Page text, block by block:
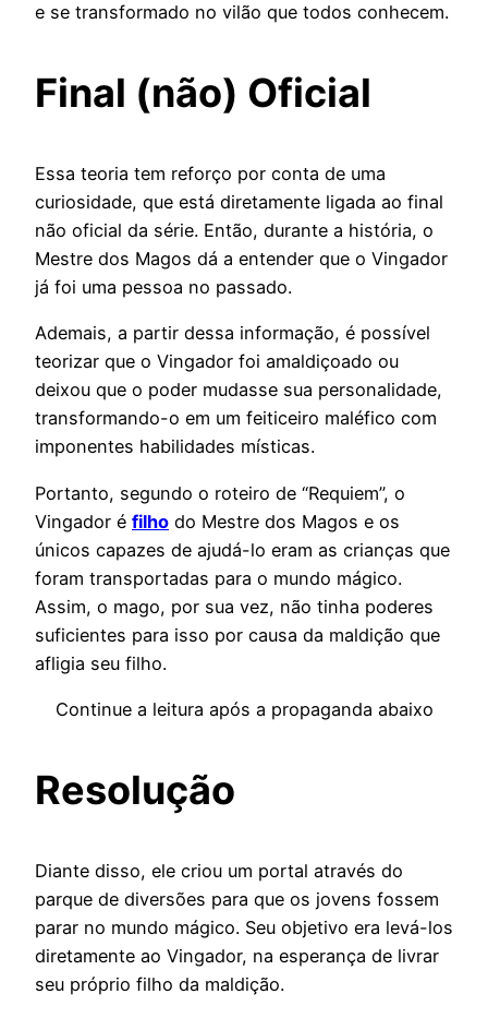
e se transformado no vilão que todos conhecem.
Final (não) Oficial
Essa teoria tem reforço por conta de uma
curiosidade, que está diretamente ligada ao final
não oficial da série. Então, durante a história, o
Mestre dos Magos dá a entender que o Vingador
já foi uma pessoa no passado.
Ademais, a partir dessa informação, é possível
teorizar que o Vingador foi amaldiçoado ou
deixou que o poder mudasse sua personalidade,
transformando-o em um feiticeiro maléfico com
imponentes habilidades místicas.
Portanto, segundo o roteiro de “Requiem”, o
Vingador é filho do Mestre dos Magos e os
únicos capazes de ajudá-lo eram as crianças que
foram transportadas para o mundo mágico.
Assim, o mago, por sua vez, não tinha poderes
suficientes para isso por causa da maldição que
afligia seu filho.
Continue a leitura após a propaganda abaixo
Resolução
Diante disso, ele criou um portal através do
parque de diversões para que os jovens fossem
parar no mundo mágico. Seu objetivo era levá-los
diretamente ao Vingador, na esperança de livrar
seu próprio filho da maldição.